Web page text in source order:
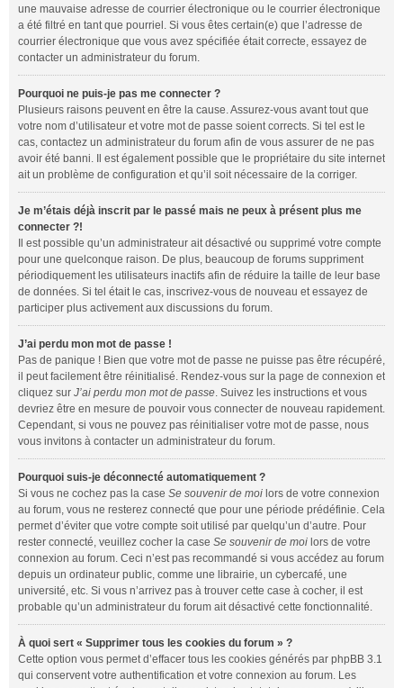
une mauvaise adresse de courrier électronique ou le courrier électronique
a été filtré en tant que pourriel. Si vous êtes certain(e) que l’adresse de
courrier électronique que vous avez spécifiée était correcte, essayez de
contacter un administrateur du forum.
Pourquoi ne puis-je pas me connecter ?
Plusieurs raisons peuvent en être la cause. Assurez-vous avant tout que
votre nom d’utilisateur et votre mot de passe soient corrects. Si tel est le
cas, contactez un administrateur du forum afin de vous assurer de ne pas
avoir été banni. Il est également possible que le propriétaire du site internet
ait un problème de configuration et qu’il soit nécessaire de la corriger.
Je m’étais déjà inscrit par le passé mais ne peux à présent plus me
connecter ?!
Il est possible qu’un administrateur ait désactivé ou supprimé votre compte
pour une quelconque raison. De plus, beaucoup de forums suppriment
périodiquement les utilisateurs inactifs afin de réduire la taille de leur base
de données. Si tel était le cas, inscrivez-vous de nouveau et essayez de
participer plus activement aux discussions du forum.
J’ai perdu mon mot de passe !
Pas de panique ! Bien que votre mot de passe ne puisse pas être récupéré,
il peut facilement être réinitialisé. Rendez-vous sur la page de connexion et
cliquez sur J’ai perdu mon mot de passe. Suivez les instructions et vous
devriez être en mesure de pouvoir vous connecter de nouveau rapidement.
Cependant, si vous ne pouvez pas réinitialiser votre mot de passe, nous
vous invitons à contacter un administrateur du forum.
Pourquoi suis-je déconnecté automatiquement ?
Si vous ne cochez pas la case Se souvenir de moi lors de votre connexion
au forum, vous ne resterez connecté que pour une période prédéfinie. Cela
permet d’éviter que votre compte soit utilisé par quelqu’un d’autre. Pour
rester connecté, veuillez cocher la case Se souvenir de moi lors de votre
connexion au forum. Ceci n’est pas recommandé si vous accédez au forum
depuis un ordinateur public, comme une librairie, un cybercafé, une
université, etc. Si vous n’arrivez pas à trouver cette case à cocher, il est
probable qu’un administrateur du forum ait désactivé cette fonctionnalité.
À quoi sert « Supprimer tous les cookies du forum » ?
Cette option vous permet d’effacer tous les cookies générés par phpBB 3.1
qui conservent votre authentification et votre connexion au forum. Les